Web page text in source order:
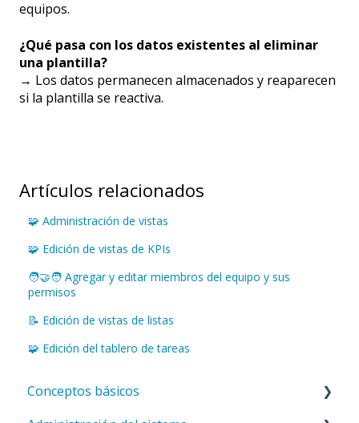
equipos.
¿Qué pasa con los datos existentes al eliminar
una plantilla?
→ Los datos permanecen almacenados y reaparecen
si la plantilla se reactiva.
Artículos relacionados
🧩 Administración de vistas
🧩 Edición de vistas de KPIs
🧑‍🤝‍🧑 Agregar y editar miembros del equipo y sus
permisos
📝 Edición de vistas de listas
🧩 Edición del tablero de tareas
Conceptos básicos